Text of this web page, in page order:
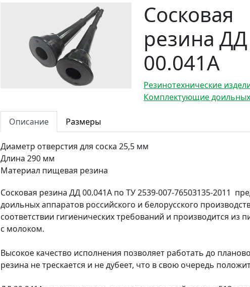
Сосковая
резина ДД
00.041А
Резинотехнические
Комплектующие
Описание Размеры
Диаметр отверстия для соска 25,5 мм
Длина 290 мм
Материал пищевая резина
Сосковая резина ДД 00.041А по ТУ 2539-007-76503135-2011
доильных аппаратов российского и белорусского
соответствии гигиенических требований и производится
с молоком.
Высокое качество исполнения позволяет работать до
резина не трескается и не дубеет, что в свою очередь